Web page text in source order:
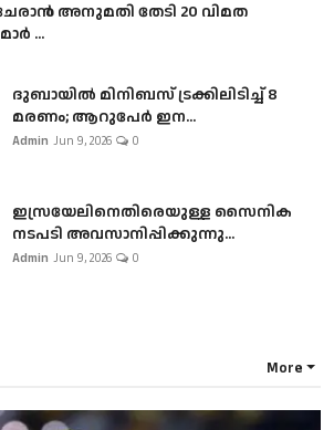
അനുമതി തേടി 20 വിമത
...
ദുബായിൽ മിനിബസ്​ ട്രക്കിലിടിച്ച് 8
മരണം; ആറുപേർ ഇന...
Admin Jun 9, 2026 0
ഇസ്രയേലിനെതിരെയുള്ള സൈനിക
നടപടി അവസാനിപ്പിക്കുന്നു...
Admin Jun 9, 2026 0
More